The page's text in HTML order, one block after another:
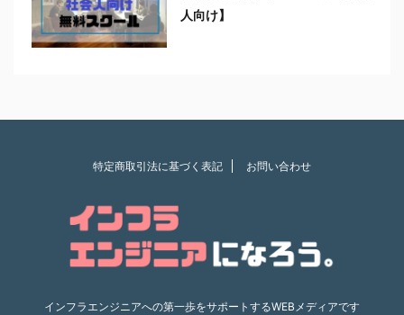
人向け】
特定商取引法に基づく表記 お問い合わせ
インフラエンジニアへの第一歩をサポートするWEBメディアです